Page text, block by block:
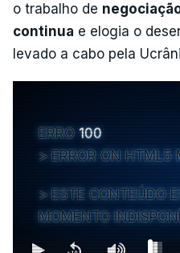
o trabalho de
continua e elogia o
levado a cabo pela
ERRO 100
ERROR ON HTML5
ESTE CONTEÚDO
MOMENTO